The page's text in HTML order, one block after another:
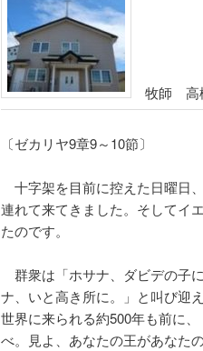
牧師 高
〔ゼカリヤ9章9～10節〕
十字架を目前に控えた日曜日
連れて来てきました。そしてイ
たのです。
群衆は「ホサナ、ダビデの子
ナ、いと高き所に。」と叫び迎
世界に来られる約500年も前に
べ。見よ、あなたの王があなた